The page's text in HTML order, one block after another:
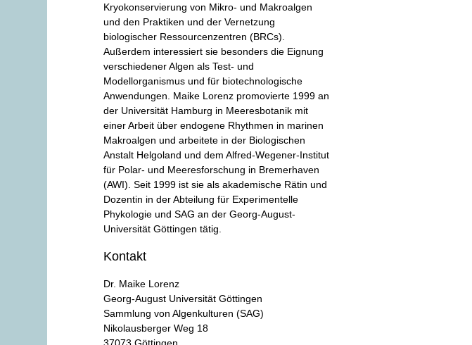
Kryokonservierung von Mikro- und Makroalgen
und den Praktiken und der Vernetzung
biologischer Ressourcenzentren (BRCs).
Außerdem interessiert sie besonders die Eignung
verschiedener Algen als Test- und
Modellorganismus und für biotechnologische
Anwendungen. Maike Lorenz promovierte 1999 an
der Universität Hamburg in Meeresbotanik mit
einer Arbeit über endogene Rhythmen in marinen
Makroalgen und arbeitete in der Biologischen
Anstalt Helgoland und dem Alfred-Wegener-Institut
für Polar- und Meeresforschung in Bremerhaven
(AWI). Seit 1999 ist sie als akademische Rätin und
Dozentin in der Abteilung für Experimentelle
Phykologie und SAG an der Georg-August-
Universität Göttingen tätig.
Kontakt
Dr. Maike Lorenz
Georg-August Universität Göttingen
Sammlung von Algenkulturen (SAG)
Nikolausberger Weg 18